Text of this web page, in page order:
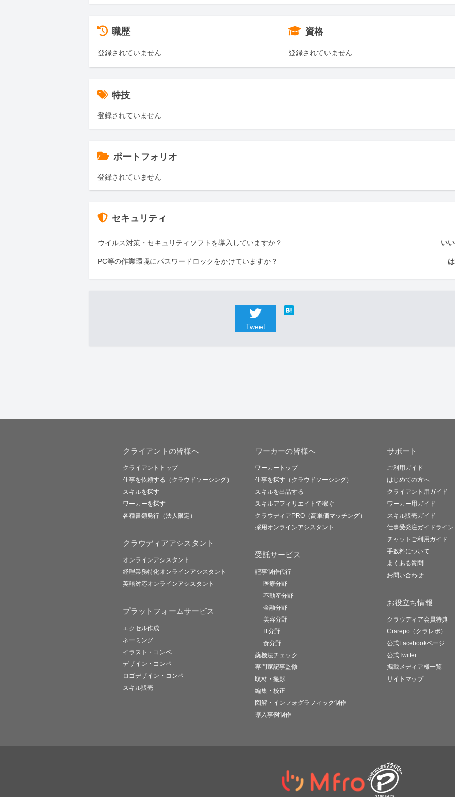
職歴
登録されていません
資格
登録されていません
特技
登録されていません
ポートフォリオ
登録されていません
セキュリティ
ウイルス対策・セキュリティソフトを導入していますか？ い
PC等の作業環境にパスワードロックをかけていますか？
Tweet
クライアントの皆様へ
クライアントトップ
仕事を依頼する（クラウドソーシング）
スキルを探す
ワーカーを探す
各種書類発行（法人限定）
クラウディアアシスタント
オンラインアシスタント
経理業務特化オンラインアシスタント
英語対応オンラインアシスタント
プラットフォームサービス
エクセル作成
ネーミング
イラスト・コンペ
デザイン・コンペ
ロゴデザイン・コンペ
スキル販売
ワーカーの皆様へ
ワーカートップ
仕事を探す（クラウドソーシング）
スキルを出品する
スキルアフィリエイトで稼ぐ
クラウディアPRO（高単価マッチング）
採用オンラインアシスタント
受託サービス
記事制作代行
医療分野
不動産分野
金融分野
美容分野
IT分野
食分野
薬機法チェック
専門家記事監修
取材・撮影
編集・校正
図解・インフォグラフィック制作
導入事例制作
サポート
ご利用ガイド
はじめての方へ
クライアント用ガイド
ワーカー用ガイド
スキル販売ガイド
仕事受発注ガイドライン
チャットご利用ガイド
手数料について
よくある質問
お問い合わせ
お役立ち情報
クラウディア会員特典
Crarepo（クラレポ）
公式Facebookページ
公式Twitter
掲載メディア様一覧
サイトマップ